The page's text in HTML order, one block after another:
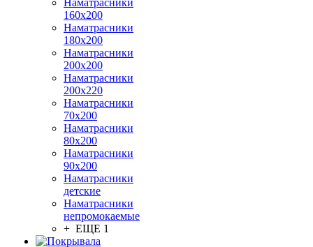
Наматрасники
160х200
Наматрасники
180х200
Наматрасники
200х200
Наматрасники
200х220
Наматрасники
70х200
Наматрасники
80х200
Наматрасники
90х200
Наматрасники
детские
Наматрасники
непромокаемые
+ ЕЩЕ 1